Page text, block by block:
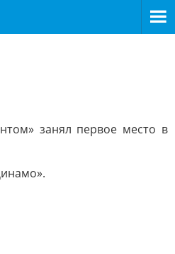
занял первое место в